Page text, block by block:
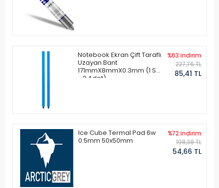
Notebook Ekran Çift Taraflı
Uzayan Bant
171mmX8mmX0.3mm (1 Set
- 2 Adet)
%63 indirim
227,76 TL
85,41 TL
Ice Cube Termal Pad 6w
0.5mm 50x50mm
%72 indirim
198,38 TL
54,66 TL